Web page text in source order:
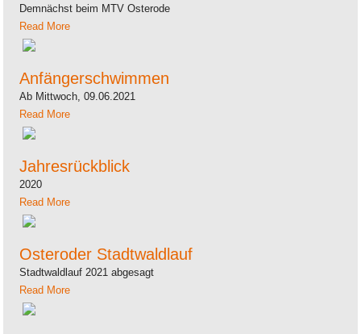
Demnächst beim MTV Osterode
Read More
Anfängerschwimmen
Ab Mittwoch, 09.06.2021
Read More
Jahresrückblick
2020
Read More
Osteroder Stadtwaldlauf
Stadtwaldlauf 2021 abgesagt
Read More